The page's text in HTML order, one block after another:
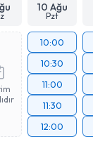
10 Ağu
Pzt
10:00
10:30
11:00
11:30
12:00